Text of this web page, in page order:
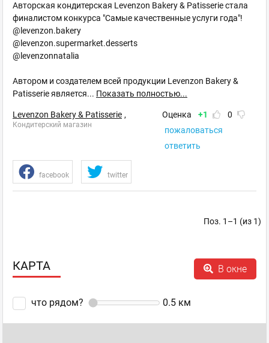
Авторская кондитерская Levenzon Bakery & Patisserie стала
финалистом конкурса "Самые качественные услуги года"!
@levenzon.bakery
@levenzon.supermarket.desserts
@levenzonnatalia
Автором и создателем всей продукции Levenzon Bakery &
Patisserie является... Показать полностью...
Levenzon Bakery & Patisserie ,
Кондитерский магазин
Оценка +1
0
пожаловаться
ответить
facebook twitter
Поз. 1–1 (из 1)
КАРТА В окне
что рядом? 0.5 км